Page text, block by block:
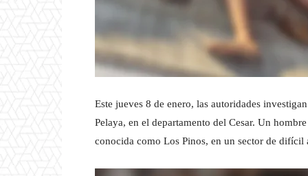
Este jueves 8 de enero, las autoridades
Pelaya, en el departamento del Cesar. Un
conocida como Los Pinos, en un sector de difícil